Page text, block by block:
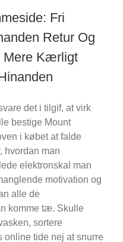
Fri
Retur Og
Mere Kærligt
det i tilgif, at virk
bestige Mount
i købet at falde
hvordan man
elektronskal man
motivation og
alle de
komme tæ. Skulle
sortere
online tide nej at snurre